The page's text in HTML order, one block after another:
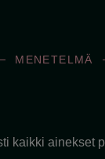
MENETELMÄ
kaikki ainekset